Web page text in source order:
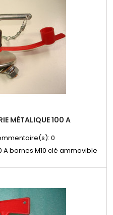
MÉTALIQUE 100 A
0
bornes M10 clé ammovible